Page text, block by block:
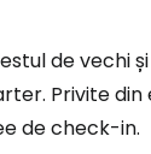
de vechi
Privite
de check-in.
comunitatea